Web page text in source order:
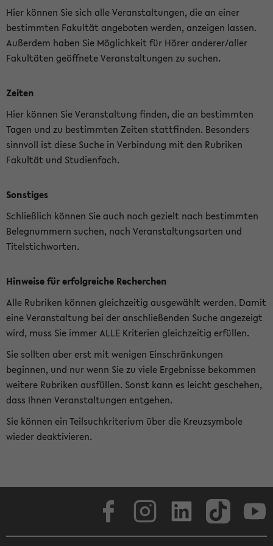
Hier können Sie sich alle Veranstaltungen, die an einer
bestimmten Fakultät angeboten werden, anzeigen lassen.
Außerdem haben Sie Möglichkeit für Hörer anderer/aller
Fakultäten geöffnete Veranstaltungen zu suchen.
Zeiten
Hier können Sie Veranstaltung finden, die an bestimmten
Tagen und zu bestimmten Zeiten stattfinden. Besonders
sinnvoll ist diese Suche in Verbindung mit den Rubriken
Fakultät und Studienfach.
Sonstiges
Schließlich können Sie auch noch gezielt nach bestimmten
Belegnummern suchen, nach Veranstaltungsarten und
Titelstichworten.
Hinweise für erfolgreiche Recherchen
Alle Rubriken können gleichzeitig ausgewählt werden. Damit
eine Veranstaltung bei der anschließenden Suche angezeigt
wird, muss Sie immer ALLE Kriterien gleichzeitig erfüllen.
Sie sollten aber erst mit wenigen Einschränkungen
beginnen, und nur wenn Sie zu viele Ergebnisse bekommen
weitere Rubriken ausfüllen. Sonst kann es leicht geschehen,
dass Ihnen Veranstaltungen entgehen.
Sie können ein Teilsuchkriterium über die Kreuzsymbole
wieder deaktivieren.